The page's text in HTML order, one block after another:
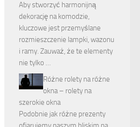
Aby stworzyć harmonijną
dekorację na komodzie,
kluczowe jest przemyślane
rozmieszczenie lampki, wazonu
i ramy. Zauważ, że te elementy
nie tylko …
Różne rolety na różne
okna – rolety na
szerokie okna
Podobnie jak różne prezenty